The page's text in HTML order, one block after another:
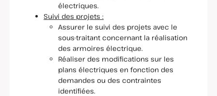
électriques.
Suivi des projets :
Assurer le suivi des projets avec le
sous-traitant concernant la réalisation
des armoires électrique.
Réaliser des modifications sur les
plans électriques en fonction des
demandes ou des contraintes
identifiées.